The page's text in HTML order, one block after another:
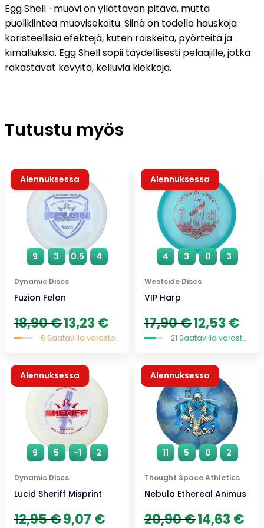
Egg Shell -muovi on yllättävän pitävä, mutta
puolikiinteä muovisekoitu. Siinä on todella hauskoja
koristeellisia efektejä, kuten roiskeita, pyörteitä ja
kimalluksia. Egg Shell sopii täydellisesti pelaajille, jotka
rakastavat kevyitä, kelluvia kiekkoja.
Tutustu myös
9 3 0.5 4
Dynamic Discs
Fuzion Felon
Alennuksessa
18,90€ Alkuperäinen
hinta
oli:
13,23 € Nykyinen
on:
6 Saatavilla varastossa
4 3 0 3
Westside Discs
VIP Harp
Alennuksessa
17,90€ Alkuperäinen
hinta
oli:
12,53 €
on:
21 Saatavilla varastossa
9 5 -1 2
Dynamic Discs
Lucid Sheriff Misprint
Alennuksessa
12,95€ Alkuperäinen
9,07 €
11 5 0 2
Thought Space Athletics
Nebula Ethereal Animus
Alennuksessa
20,90€ Alkuperäinen
14,63 €